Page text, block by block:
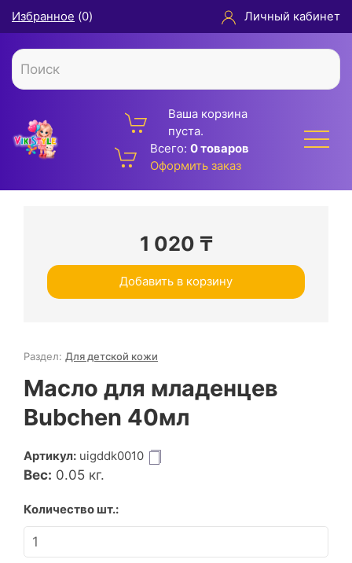
Избранное (0) Личный кабинет
Ваша корзина
пуста.
Всего: 0 товаров
Оформить заказ
1 020 ₸
Добавить в корзину
Раздел: Для детской кожи
Масло для младенцев
Bubchen 40мл
Артикул: uigddk0010
Вес: 0.05 кг.
Количество шт.: